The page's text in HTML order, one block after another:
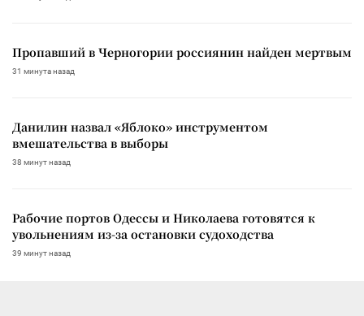
Пропавший в Черногории россиянин найден мертвым
31 минута назад
Данилин назвал «Яблоко» инструментом
вмешательства в выборы
38 минут назад
Рабочие портов Одессы и Николаева готовятся к
увольнениям из-за остановки судоходства
39 минут назад